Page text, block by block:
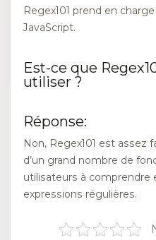
Regex101 prend en
JavaScript.
Est-ce que
utiliser ?
Réponse:
Non, Regex101 est assez
d’un grand nombre de
utilisateurs à comprendre
expressions régulières.